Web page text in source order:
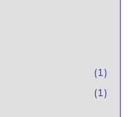
(1)
(1)